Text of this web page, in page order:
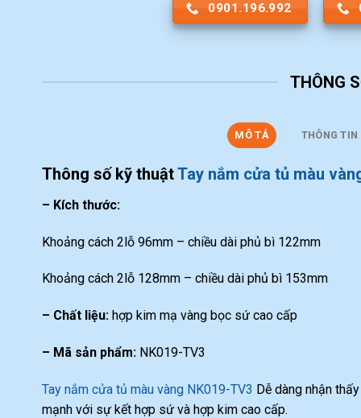
0901.196.992
THÔNG
MÔ TẢ THÔNG TIN
Thông số kỹ thuậtTay nắm cửa tủ màu
– Kích thước:
Khoảng cách 2lỗ 96mm – chiều dài phủ bì 122mm
Khoảng cách 2lỗ 128mm – chiều dài phủ bì 153mm
– Chất liệu: hợp kim mạ vàng bọc sứ cao cấp
– Mã sản phẩm: NK019-TV3
Tay nắm cửa tủ màu vàng NK019-TV3 Dễ dàng nhận
mạnh với sự kết hợp sứ và hợp kim cao cấp.